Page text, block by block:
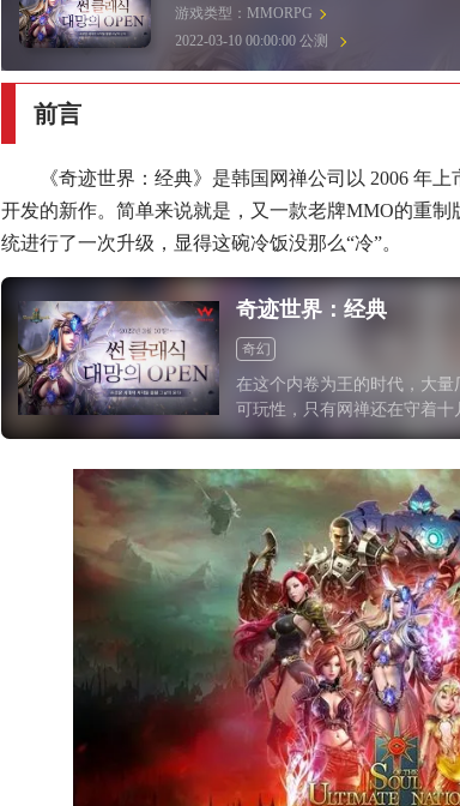
游戏类型： MMORPG
2022-03-10 00:00:00 公测
前言
《奇迹世界：经典》是韩国网禅公司以 2006 年
开发的新作。简单来说就是，又一款老牌MMO的重
统进行了一次升级，显得这碗冷饭没那么“冷”。
奇迹世界：经典
奇幻
在这个内卷为王的时代，大
可玩性，只有网禅还在守着十
酒，这种做法能不能吸引路
苦果。我们不免担忧，当情怀
的将会是什么？